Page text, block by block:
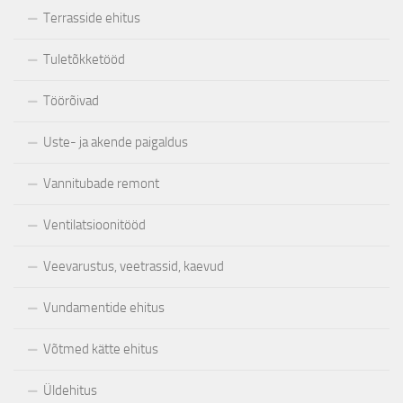
Terrasside ehitus
Tuletõkketööd
Töörõivad
Uste- ja akende paigaldus
Vannitubade remont
Ventilatsioonitööd
Veevarustus, veetrassid, kaevud
Vundamentide ehitus
Võtmed kätte ehitus
Üldehitus